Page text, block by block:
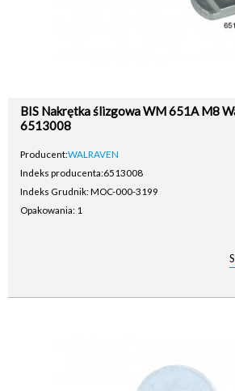
BIS Nakrętka ślizgowa WM 651A M8
6513008
Producent:WALRAVEN
Indeks producenta:6513008
Indeks Grudnik: MOC-000-3199
Opakowania: 1